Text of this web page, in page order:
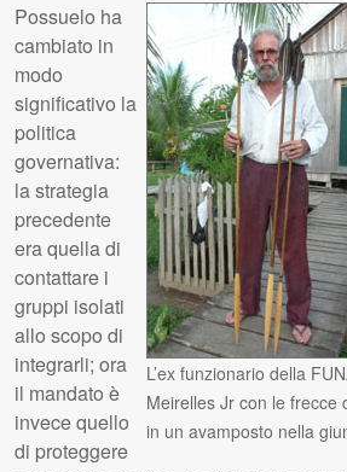
L’ex funzionario della
Meirelles Jr con le frecce
in un avamposto nella
Possuelo ha
cambiato in
modo
significativo la
politica
governativa:
la strategia
precedente
era quella di
contattare i
gruppi isolati
allo scopo di
integrarli; ora
il mandato è
invece quello
di proteggere